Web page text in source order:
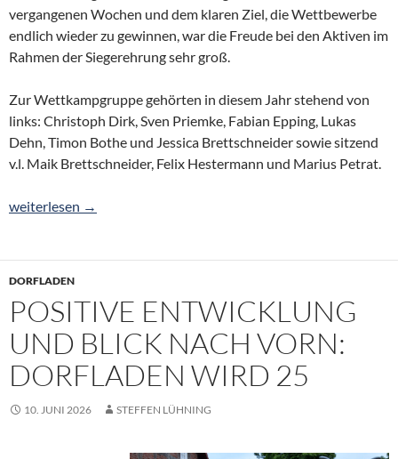
vergangenen Wochen und dem klaren Ziel, die Wettbewerbe
endlich wieder zu gewinnen, war die Freude bei den Aktiven im
Rahmen der Siegerehrung sehr groß.
Zur Wettkampgruppe gehörten in diesem Jahr stehend von
links: Christoph Dirk, Sven Priemke, Fabian Epping, Lukas
Dehn, Timon Bothe und Jessica Brettschneider sowie sitzend
v.l. Maik Brettschneider, Felix Hestermann und Marius Petrat.
Platz 1 für Oterser Wettkampfgruppe
weiterlesen →
DORFLADEN
POSITIVE ENTWICKLUNG
UND BLICK NACH VORN:
DORFLADEN WIRD 25
10. JUNI 2026 STEFFEN LÜHNING